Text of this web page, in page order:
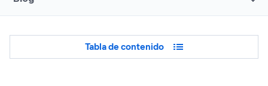
Table of Contents
Tabla de contenido